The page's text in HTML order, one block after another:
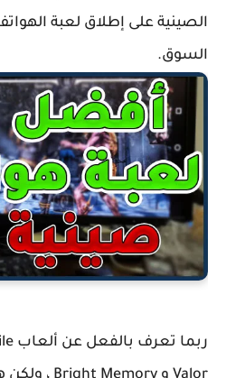
الصينية على إطلاق لعبة
السوق.